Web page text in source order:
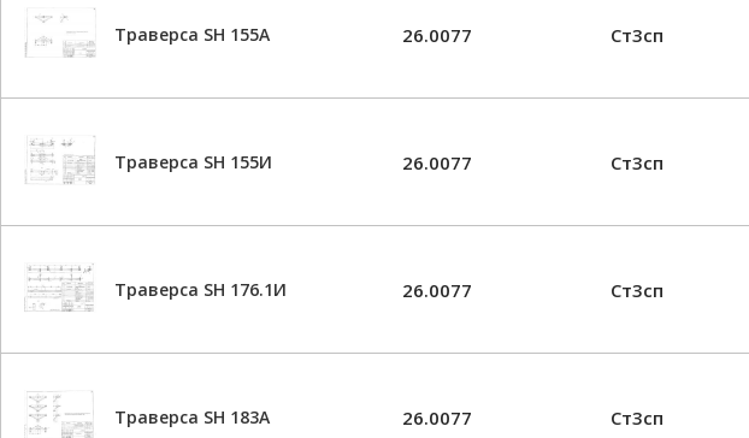
Траверса SН 155А 26.0077 Ст3сп
Траверса SН 155И 26.0077 Ст3сп
Траверса SН 176.1И 26.0077 Ст3сп
Траверса SН 183А 26.0077 Ст3сп